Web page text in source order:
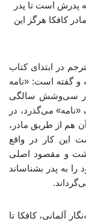
پدرش است تا پدر
کافکا هرگز این
در ابتدای کتاب
و گفته است: «نامه
آن را در نوامبر ۱۹۱۹ یعنی در سی‌وشش سالگی
می‌گذرد، در
هم از طریق مادر،
این کار در واقع
و مقصود اصلی
را به پدر بشناساند
آلمانی، کافکا تا